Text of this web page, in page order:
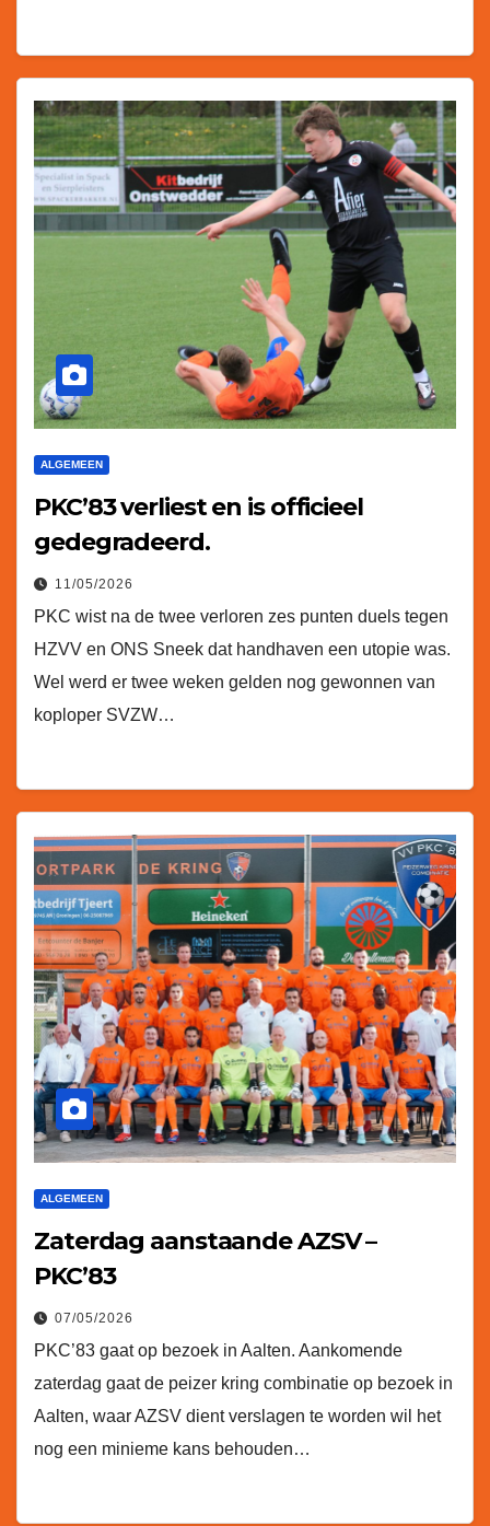
ALGEMEEN
PKC’83 verliest en is officieel
gedegradeerd.
11/05/2026
PKC wist na de twee verloren zes punten duels tegen
HZVV en ONS Sneek dat handhaven een utopie was.
Wel werd er twee weken gelden nog gewonnen van
koploper SVZW…
ALGEMEEN
Zaterdag aanstaande AZSV –
PKC’83
07/05/2026
PKC’83 gaat op bezoek in Aalten. Aankomende
zaterdag gaat de peizer kring combinatie op bezoek in
Aalten, waar AZSV dient verslagen te worden wil het
nog een minieme kans behouden…